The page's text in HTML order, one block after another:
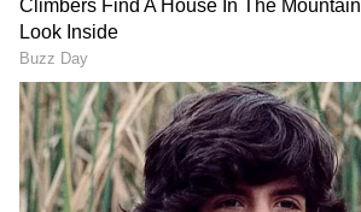
ಕರ್ನಾಟಕ, ಭಾರತ (
ಕ್ಷಣಕ್ಷಣದ ಕನ್ನಡ ಸುದ್ದಿ (Kannada
ಅಪ್ಡೇಟ್‌ಗಳಿಗಾಗಿ ಏಷ್ಯಾನೆಟ್
ಮಾಡಿ. ಬ್ರೇಕಿಂಗ್ ಸುದ್ದಿ (Latest
ವಿಶೇಷ ವರದಿಗಳು ಮತ್ತು ನೇರ